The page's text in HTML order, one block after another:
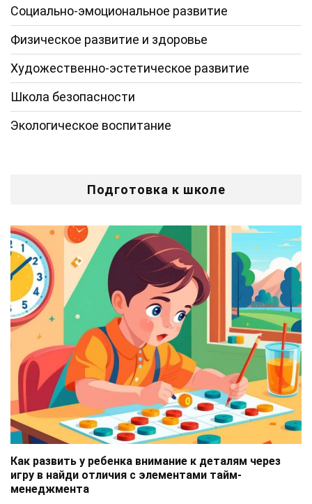
Социально-эмоциональное развитие
Физическое развитие и здоровье
Художественно-эстетическое развитие
Школа безопасности
Экологическое воспитание
Подготовка к школе
Как развить у ребенка внимание к деталям через
игру в найди отличия с элементами тайм-
менеджмента